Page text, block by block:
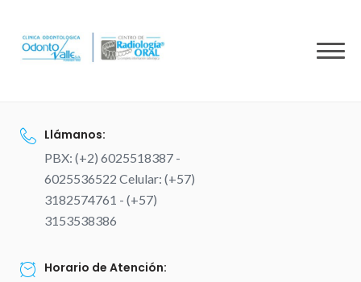
content
Llámanos:
PBX: (+2) 6025518387 -
6025536522 Celular: (+57)
3182574761 - (+57)
3153538386
Horario de Atención: